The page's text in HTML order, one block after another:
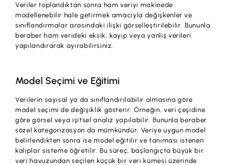
Veriler toplandıktan sonra ham veriyi makinede
modellenebilir hale getirmek amacıyla değişkenler ve
sınıflandırmalar arasındaki ilişki görselleştirilebilir. Bununla
beraber ham verideki eksik, kayıp veya yanlış verileri
yapılandırarak ayırabilirsiniz.
Model Seçimi ve Eğitimi
Verilerin sayısal ya da sınıflandırılabilir olmasına göre
model seçimi de değişiklik gösterir. Örneğin, veri çeşidine
göre görsel veya işitsel analiz yapılabilir. Bununla beraber
sözel kategorizasyon da mümkündür. Veriye uygun model
belirlendikten sonra ise model eğitilir ve tanıması istenen
kalıplar sisteme öğretilir. Bu süreç, başlangıçta büyük bir
veri havuzundan seçilen küçük bir veri kümesi üzerinde